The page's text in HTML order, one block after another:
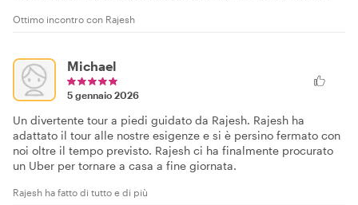
Ottimo incontro con Rajesh
Michael
5 gennaio 2026
Un divertente tour a piedi guidato da Rajesh. Rajesh ha
adattato il tour alle nostre esigenze e si è persino fermato con
noi oltre il tempo previsto. Rajesh ci ha finalmente procurato
un Uber per tornare a casa a fine giornata.
Rajesh ha fatto di tutto e di più